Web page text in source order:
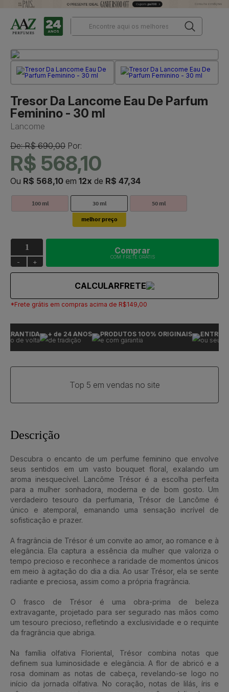
Tresor Da Lancome Eau De Parfum
Feminino - 30 ml
Lancome
De: R$ 690,00 Por:
R$ 568,10
Ou R$ 568,10 em 12x de R$ 47,34
100 ml 30 ml 50 ml
- +
Comprar
COM FRETE GRÁTIS
CALCULARFRETE
*Frete grátis em compras acima de R$149,00
de volta
+ de 24 ANOS
de tradição
PRODUTOS 100% ORIGINAIS
e com garantia
ENTREGA
ou seu
Top 5 em vendas no site
Descrição
Descubra o encanto de um perfume feminino que envolve
seus sentidos em um vasto bouquet floral, exalando um
aroma inesquecível. Lancôme Trésor é a escolha perfeita
para a mulher sonhadora, moderna e de bom gosto. Um
verdadeiro tesouro da perfumaria, Trésor de Lancôme é
único e atemporal, emanando uma sensação incrível de
sofisticação e prazer.
A fragrância de Trésor é um convite ao amor, ao romance e à
elegância. Ela captura a essência da mulher que valoriza o
tempo precioso e reconhece a raridade de momentos únicos
em meio à agitação do dia a dia. Ao usar Trésor, ela se sente
radiante e preciosa, assim como a própria fragrância.
O frasco de Trésor é uma obra-prima de beleza
extravagante, projetado para ser segurado nas mãos como
um tesouro precioso, refletindo a exclusividade e o requinte
da fragrância que abriga.
Na família olfativa Floriental, Trésor combina notas que
definem sua luminosidade e elegância. A flor de abricó e a
rosa dominam as notas de cabeça, revelando-se logo no
início da jornada olfativa. No coração, notas de lilás, íris e